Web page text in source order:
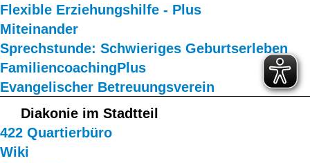
Flexible Erziehungshilfe - Plus
Miteinander
Sprechstunde: Schwieriges Geburtserleben
FamiliencoachingPlus
Evangelischer Betreuungsverein
Diakonie im Stadtteil
422 Quartierbüro
Wiki